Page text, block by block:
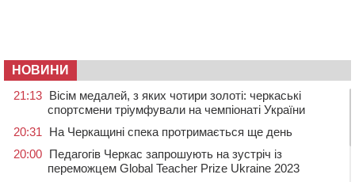
НОВИНИ
21:13 Вісім медалей, з яких чотири золоті: черкаські
спортсмени тріумфували на чемпіонаті України
20:31
На Черкащині спека протримається ще день
20:00 Педагогів Черкас запрошують на зустріч із
переможцем Global Teacher Prize Ukraine 2023